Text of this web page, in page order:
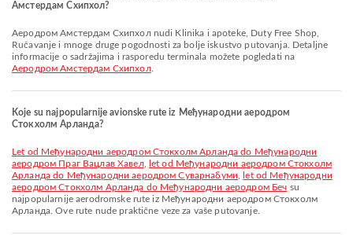
Амстердам Схипхол?
Aеродром Амстердам Схипхол nudi Klinika i apoteke, Duty Free Shop,
Ručavanje i mnoge druge pogodnosti za bolje iskustvo putovanja. Detaljne
informacije o sadržajima i rasporedu terminala možete pogledati na
Aеродром Амстердам Схипхол.
Koje su najpopularnije avionske rute iz Међународни аеродром
Стокхолм Арланда?
let od Међународни аеродром Стокхолм Арланда do Међународни
аеродром Праг Вацлав Хавел,
let od Међународни аеродром Стокхолм
Арланда do Међународни аеродром Суварнабуми
let od Међународни
аеродром Стокхолм Арланда do Међународни аеродром Беч su
najpopularnije aerodromske rute iz Међународни аеродром Стокхолм
Арланда. Ove rute nude praktične veze za vaše putovanje.